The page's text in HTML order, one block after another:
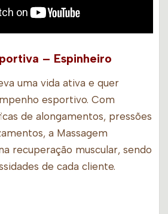
– Espinheiro
uma vida ativa e quer
esportivo. Com
de alongamentos, pressões
a Massagem
recuperação muscular, sendo
de cada cliente.